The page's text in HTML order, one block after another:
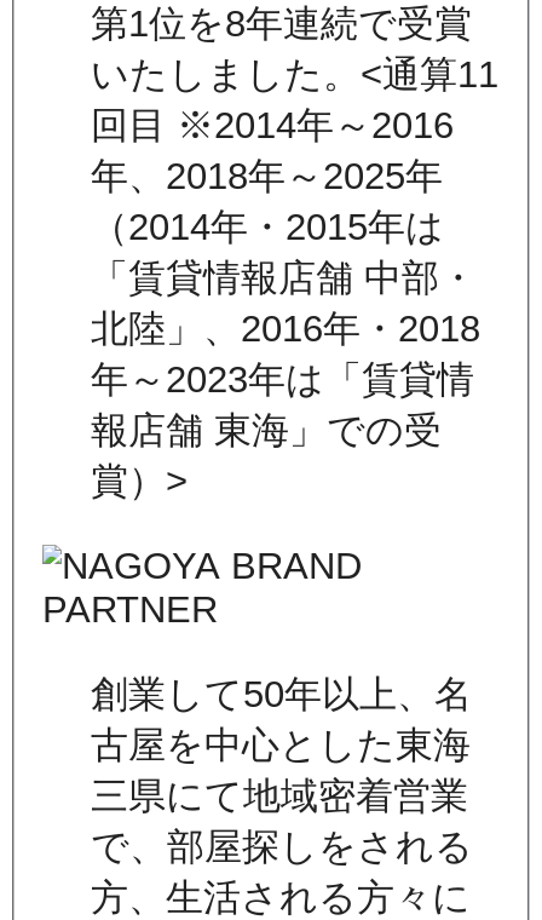
第1位を8年連続で受賞
いたしました。<通算11
回目 ※2014年～2016
年、2018年～2025年
（2014年・2015年は
「賃貸情報店舗 中部・
北陸」、2016年・2018
年～2023年は「賃貸情
報店舗 東海」での受
賞）>
創業して50年以上、名
古屋を中心とした東海
三県にて地域密着営業
で、部屋探しをされる
方、生活される方々に